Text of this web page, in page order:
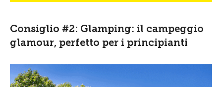
Consiglio #2: Glamping: il campeggio
glamour, perfetto per i principianti